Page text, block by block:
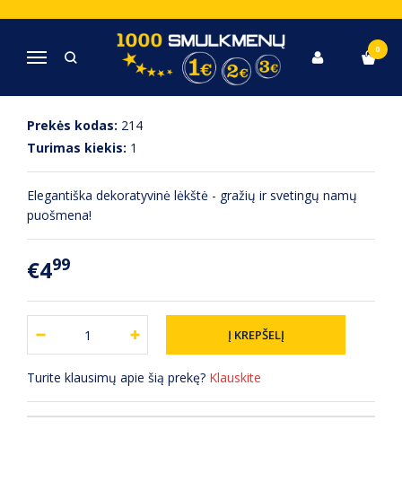
Navigacija
0
Pagrindinis Virtuvė, Indai, Įrankiai Balta dekoratyvinė lėkštė
BALTA DEKORATYVINĖ LĖKŠTĖ
Prekės kodas: 214
Turimas kiekis: 1
Elegantiška dekoratyvinė lėkštė - gražių ir svetingų namų
puošmena!
€499
Turite klausimų apie šią prekę? Klauskite